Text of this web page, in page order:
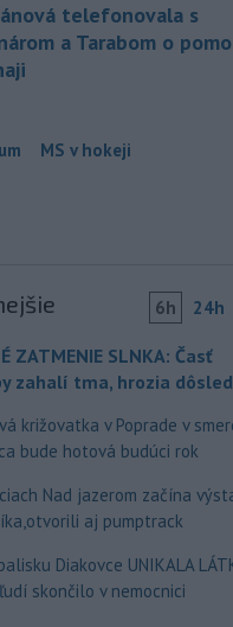
telefonovala s
a Tarabom o
MS v hokeji
6h 24h
ZATMENIE SLNKA: Časť
zahalí tma, hrozia
križovatka v Poprade v
bude hotová budúci rok
Nad jazerom začína
aj pumptrack
Diakovce UNIKALA
skončilo v nemocnici